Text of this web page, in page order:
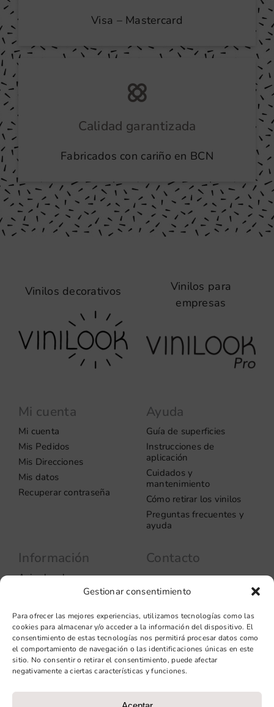
Gestionar consentimiento
Para ofrecer las mejores experiencias, utilizamos tecnologías como las
cookies para almacenar y/o acceder a la información del dispositivo. El
consentimiento de estas tecnologías nos permitirá procesar datos como
el comportamiento de navegación o las identificaciones únicas en este
sitio. No consentir o retirar el consentimiento, puede afectar
negativamente a ciertas características y funciones.
Visa – Mastercard
Calidad garantizada
Fabricados con cariño en BCN
Vinilos decorativos
Mi cuenta
Mi cuenta
Mis Pedidos
Mis Direcciones
Mis datos
Recuperar contraseña
Ayuda
Guía de superficies
Instrucciones de
aplicación
Cuidados y
mantenimiento
Cómo retirar los vinilos
Preguntas frecuentes y
ayuda
Información
Aviso legal
Política de privacidad
cookies
Condiciones de venta
Condiciones generales de
contratación
Diseño web: qualitystudio
Contacto
08037 – Barcelona
+34 93 706 51 69
hello@vinilook.net
Vinilos para
empresas